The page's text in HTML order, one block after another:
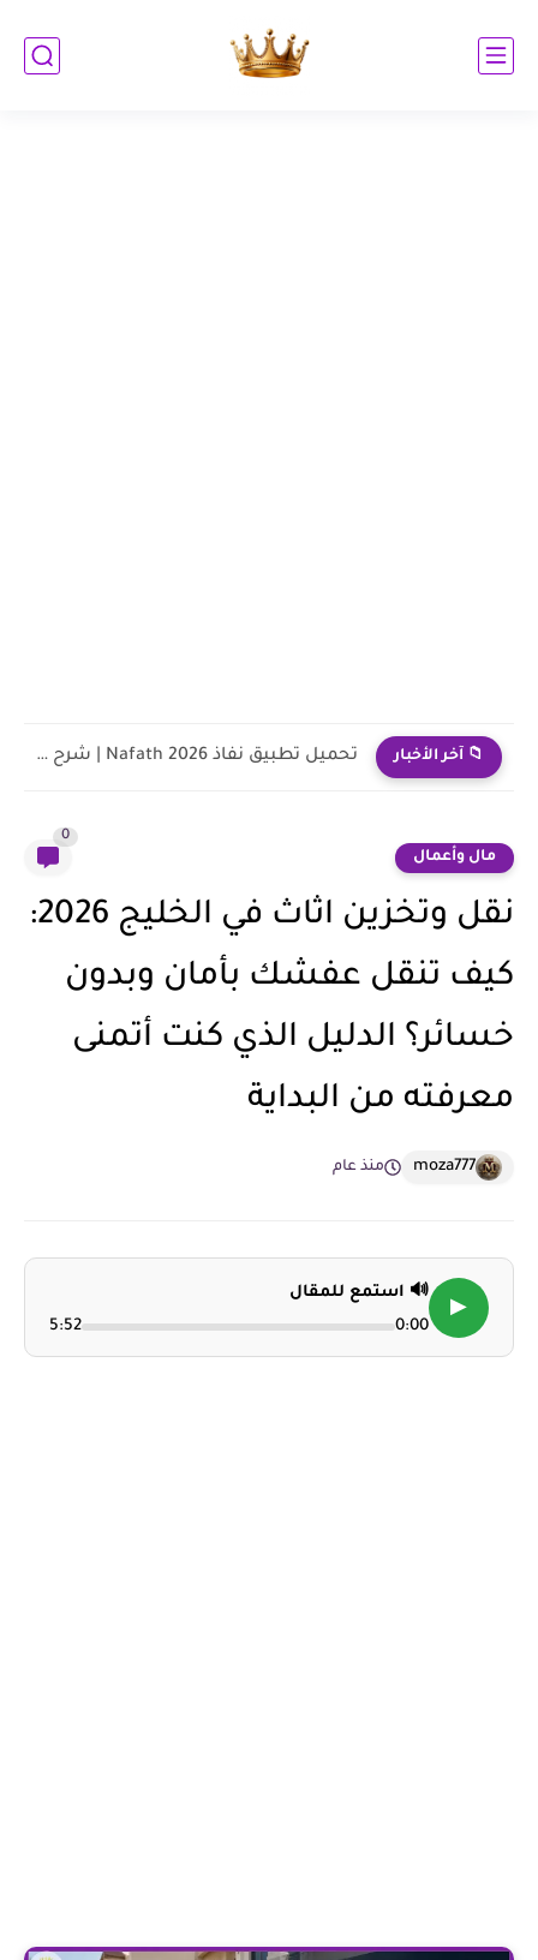
📁 آخر الأخبار تحميل تطبيق نفاذ Nafath 2026 | شرح التسجيل وتفعيل الحساب...
مال وأعمال
0
نقل وتخزين اثاث في الخليج 2026:
كيف تنقل عفشك بأمان وبدون
خسائر؟ الدليل الذي كنت أتمنى
معرفته من البداية
moza777 منذ عام
▶
🔊 استمع للمقال
0:00
5:52